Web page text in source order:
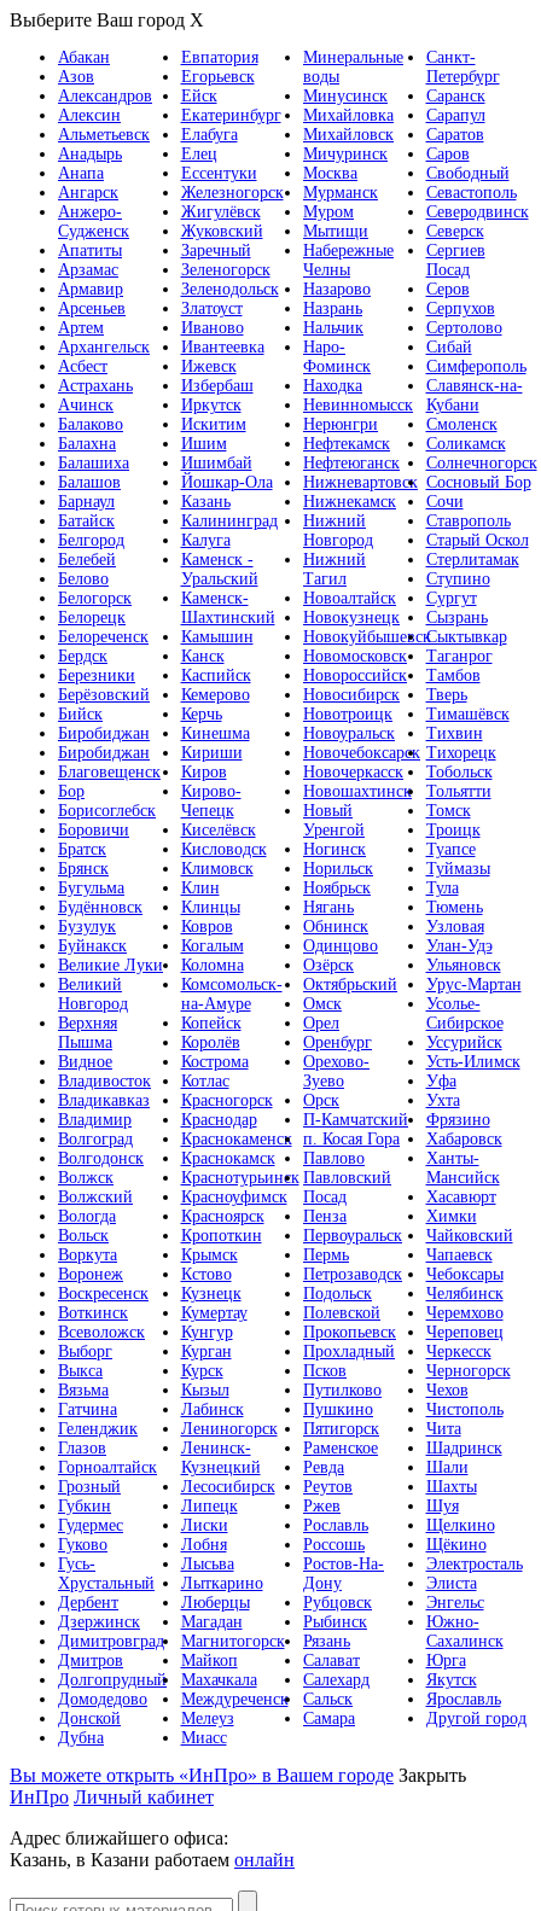
Выберите Ваш город X
Абакан
Азов
Александров
Алексин
Альметьевск
Анадырь
Анапа
Ангарск
Анжеро-
Судженск
Апатиты
Арзамас
Армавир
Арсеньев
Артем
Архангельск
Асбест
Астрахань
Ачинск
Балаково
Балахна
Балашиха
Балашов
Барнаул
Батайск
Белгород
Белебей
Белово
Белогорск
Белорецк
Белореченск
Бердск
Березники
Берёзовский
Бийск
Биробиджан
Биробиджан
Благовещенск
Бор
Борисоглебск
Боровичи
Братск
Брянск
Бугульма
Будённовск
Бузулук
Буйнакск
Великие Луки
Великий
Новгород
Верхняя
Пышма
Видное
Владивосток
Владикавказ
Владимир
Волгоград
Волгодонск
Волжск
Волжский
Вологда
Вольск
Воркута
Воронеж
Воскресенск
Воткинск
Всеволожск
Выборг
Выкса
Вязьма
Гатчина
Геленджик
Глазов
Горноалтайск
Грозный
Губкин
Гудермес
Гуково
Гусь-
Хрустальный
Дербент
Дзержинск
Димитровград
Дмитров
Долгопрудный
Домодедово
Донской
Дубна
Евпатория
Егорьевск
Ейск
Екатеринбург
Елабуга
Елец
Ессентуки
Железногорск
Жигулёвск
Жуковский
Заречный
Зеленогорск
Зеленодольск
Златоуст
Иваново
Ивантеевка
Ижевск
Избербаш
Иркутск
Искитим
Ишим
Ишимбай
Йошкар-Ола
Казань
Калининград
Калуга
Каменск -
Уральский
Каменск-
Шахтинский
Камышин
Канск
Каспийск
Кемерово
Керчь
Кинешма
Кириши
Киров
Кирово-
Чепецк
Киселёвск
Кисловодск
Климовск
Клин
Клинцы
Ковров
Когалым
Коломна
Комсомольск-
на-Амуре
Копейск
Королёв
Кострома
Котлас
Красногорск
Краснодар
Краснокаменск
Краснокамск
Краснотурьинск
Красноуфимск
Красноярск
Кропоткин
Крымск
Кстово
Кузнецк
Кумертау
Кунгур
Курган
Курск
Кызыл
Лабинск
Лениногорск
Ленинск-
Кузнецкий
Лесосибирск
Липецк
Лиски
Лобня
Лысьва
Лыткарино
Люберцы
Магадан
Магнитогорск
Майкоп
Махачкала
Междуреченск
Мелеуз
Миасс
Минеральные
воды
Минусинск
Михайловка
Михайловск
Мичуринск
Москва
Мурманск
Муром
Мытищи
Набережные
Челны
Назарово
Назрань
Нальчик
Наро-
Фоминск
Находка
Невинномысск
Нерюнгри
Нефтекамск
Нефтеюганск
Нижневартовск
Нижнекамск
Нижний
Новгород
Нижний
Тагил
Новоалтайск
Новокузнецк
Новокуйбышевск
Новомосковск
Новороссийск
Новосибирск
Новотроицк
Новоуральск
Новочебоксарск
Новочеркасск
Новошахтинск
Новый
Уренгой
Ногинск
Норильск
Ноябрьск
Нягань
Обнинск
Одинцово
Озёрск
Октябрьский
Омск
Орел
Оренбург
Орехово-
Зуево
Орск
П-Камчатский
п. Косая Гора
Павлово
Павловский
Посад
Пенза
Первоуральск
Пермь
Петрозаводск
Подольск
Полевской
Прокопьевск
Прохладный
Псков
Путилково
Пушкино
Пятигорск
Раменское
Ревда
Реутов
Ржев
Рославль
Россошь
Ростов-На-
Дону
Рубцовск
Рыбинск
Рязань
Салават
Салехард
Сальск
Самара
Санкт-
Петербург
Саранск
Сарапул
Саратов
Саров
Свободный
Севастополь
Северодвинск
Северск
Сергиев
Посад
Серов
Серпухов
Сертолово
Сибай
Симферополь
Славянск-на-
Кубани
Смоленск
Соликамск
Солнечногорск
Сосновый Бор
Сочи
Ставрополь
Старый Оскол
Стерлитамак
Ступино
Сургут
Сызрань
Сыктывкар
Таганрог
Тамбов
Тверь
Тимашёвск
Тихвин
Тихорецк
Тобольск
Тольятти
Томск
Троицк
Туапсе
Туймазы
Тула
Тюмень
Узловая
Улан-Удэ
Ульяновск
Урус-Мартан
Усолье-
Сибирское
Уссурийск
Усть-Илимск
Уфа
Ухта
Фрязино
Хабаровск
Ханты-
Мансийск
Хасавюрт
Химки
Чайковский
Чапаевск
Чебоксары
Челябинск
Черемхово
Череповец
Черкесск
Черногорск
Чехов
Чистополь
Чита
Шадринск
Шали
Шахты
Шуя
Щелкино
Щёкино
Электросталь
Элиста
Энгельс
Южно-
Сахалинск
Юрга
Якутск
Ярославль
Другой город
Вы можете открыть «ИнПро» в Вашем городе Закрыть
ИнПро Личный кабинет
Адрес ближайшего офиса:
Казань, в Казани работаем онлайн